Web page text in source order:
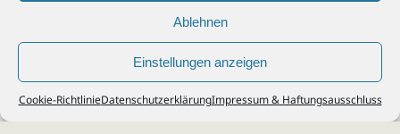
Ablehnen
Einstellungen anzeigen
Cookie-RichtlinieDatenschutzerklärungImpressum & Haftungsausschluss
© 2026Steuerberater Kempf, Köln - Steuerberatung Poll, Porz, Deutz, Mülheim,